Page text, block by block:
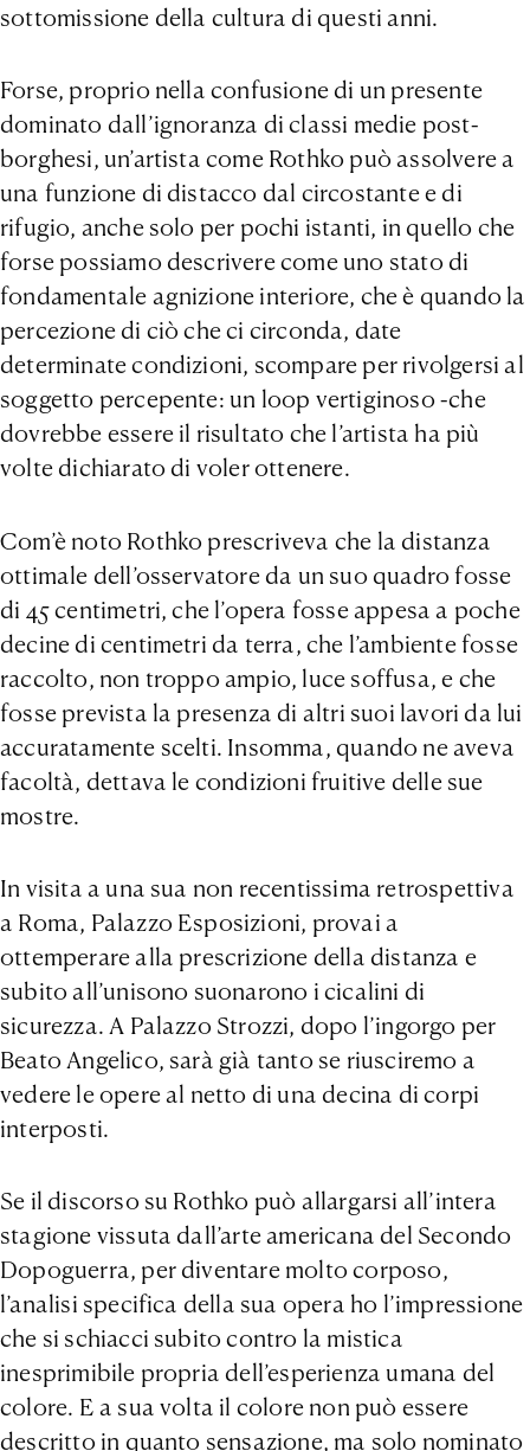
sottomissione della cultura di questi anni.
Forse, proprio nella confusione di un presente
dominato dall’ignoranza di classi medie post-
borghesi, un’artista come Rothko può assolvere a
una funzione di distacco dal circostante e di
rifugio, anche solo per pochi istanti, in quello che
forse possiamo descrivere come uno stato di
fondamentale agnizione interiore, che è quando la
percezione di ciò che ci circonda, date
determinate condizioni, scompare per rivolgersi al
soggetto percepente: un loop vertiginoso -che
dovrebbe essere il risultato che l’artista ha più
volte dichiarato di voler ottenere.
Com’è noto Rothko prescriveva che la distanza
ottimale dell’osservatore da un suo quadro fosse
di 45 centimetri, che l’opera fosse appesa a poche
decine di centimetri da terra, che l’ambiente fosse
raccolto, non troppo ampio, luce soffusa, e che
fosse prevista la presenza di altri suoi lavori da lui
accuratamente scelti. Insomma, quando ne aveva
facoltà, dettava le condizioni fruitive delle sue
mostre.
In visita a una sua non recentissima retrospettiva
a Roma, Palazzo Esposizioni, provai a
ottemperare alla prescrizione della distanza e
subito all’unisono suonarono i cicalini di
sicurezza. A Palazzo Strozzi, dopo l’ingorgo per
Beato Angelico, sarà già tanto se riusciremo a
vedere le opere al netto di una decina di corpi
interposti.
Se il discorso su Rothko può allargarsi all’intera
stagione vissuta dall’arte americana del Secondo
Dopoguerra, per diventare molto corposo,
l’analisi specifica della sua opera ho l’impressione
che si schiacci subito contro la mistica
inesprimibile propria dell’esperienza umana del
colore. E a sua volta il colore non può essere
descritto in quanto sensazione, ma solo nominato